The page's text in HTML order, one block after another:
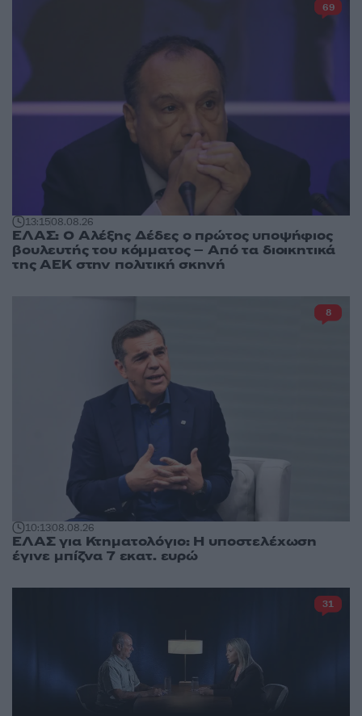
13:1508.08.26
ΕΛΑΣ: Ο Αλέξης Δέδες ο πρώτος υποψήφιος
βουλευτής του κόμματος – Από τα διοικητικά
της ΑΕΚ στην πολιτική σκηνή
69
10:1308.08.26
ΕΛΑΣ για Κτηματολόγιο: Η υποστελέχωση
έγινε μπίζνα 7 εκατ. ευρώ
8
31